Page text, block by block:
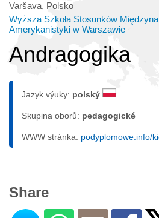
Varšava, Polsko
Wyższa Szkoła Stosunków
Amerykanistyki w Warszawie
Andragogika
Jazyk výuky: polský
Skupina oborů: pedagogické
WWW stránka: podyplomowe.info/
Share